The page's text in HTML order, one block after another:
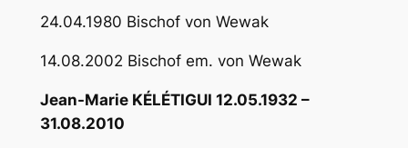
24.04.1980 Bischof von Wewak
14.08.2002 Bischof em. von Wewak
Jean-Marie KÉLÉTIGUI 12.05.1932 –
31.08.2010